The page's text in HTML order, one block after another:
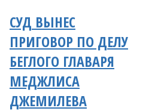
СУД ВЫНЕС
ПРИГОВОР ПО ДЕЛУ
БЕГЛОГО ГЛАВАРЯ
МЕДЖЛИСА
ДЖЕМИЛЕВА